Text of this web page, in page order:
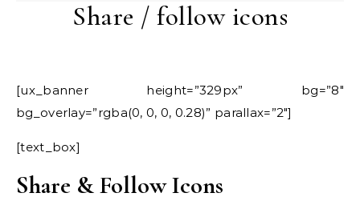
Share / follow icons
[ux_banner height=”329px” bg=”8″
bg_overlay=”rgba(0, 0, 0, 0.28)” parallax=”2″]
[text_box]
Share & Follow Icons